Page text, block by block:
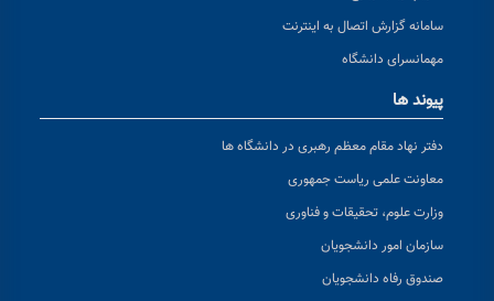
سامانه گزارش اتصال به اینترنت
مهمانسرای دانشگاه
پیوند ها
دفتر نهاد مقام معظم رهبری در دانشگاه ها
معاونت علمی ریاست جمهوری
وزارت علوم، تحقیقات و فناوری
سازمان امور دانشجویان
صندوق رفاه دانشجویان